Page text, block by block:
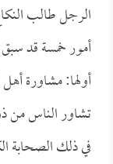
الرجل طالب
أمور خمسة قد سبق
أولها: مشاورة
تشاور الناس من
في ذلك الصحابة